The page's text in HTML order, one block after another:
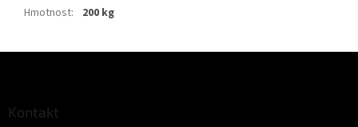
Hmotnost: 200 kg
Kontakt